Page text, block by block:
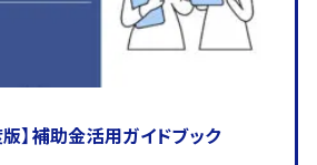
】補助金活用ガイドブック